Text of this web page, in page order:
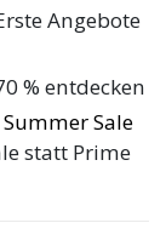
Angebote
% entdecken
Sale
statt Prime